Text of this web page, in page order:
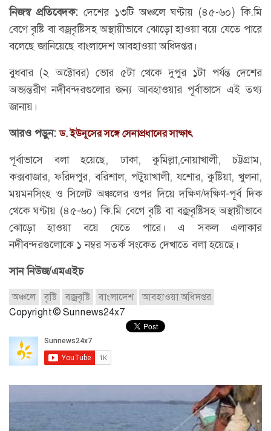
নিজস্ব প্রতিবেদক: দেশের ১৩টি অঞ্চলে ঘণ্টায় (৪৫-৬০) কি.মি
বেগে বৃষ্টি বা বজ্রবৃষ্টিসহ অস্থায়ীভাবে ঝোড়ো হাওয়া বয়ে যেতে পারে
বলেছে জানিয়েছে বাংলাদেশ আবহাওয়া অধিদপ্তর।
বুধবার (২ অক্টোবর) ভোর ৫টা থেকে দুপুর ১টা পর্যন্ত দেশের
অভ্যন্তরীণ নদীবন্দরগুলোর জন্য আবহাওয়ার পূর্বাভাসে এই তথ্য
জানায়।
আরও পড়ুন:ড. ইউনূসের সঙ্গে সেনাপ্রধানের সাক্ষাৎ
পূর্বাভাসে বলা হয়েছে, ঢাকা, কুমিল্লা,নোয়াখালী, চট্টগ্রাম,
কক্সবাজার, ফরিদপুর, বরিশাল, পটুয়াখালী, যশোর, কুষ্টিয়া, খুলনা,
ময়মনসিংহ ও সিলেট অঞ্চলের ওপর দিয়ে দক্ষিণ/দক্ষিণ-পূর্ব দিক
থেকে ঘণ্টায় (৪৫-৬০) কি.মি বেগে বৃষ্টি বা বজ্রবৃষ্টিসহ অস্থায়ীভাবে
ঝোড়ো হাওয়া বয়ে যেতে পারে। এ সকল এলাকার
নদীবন্দরগুলোকে ১ নম্বর সতর্ক সংকেত দেখাতে বলা হয়েছে।
সান নিউজ/এমএইচ
অঞ্চলে বৃষ্টি বজ্রবৃষ্টি বাংলাদেশ
আবহাওয়া অধিদপ্তর
Copyright © Sunnews24x7